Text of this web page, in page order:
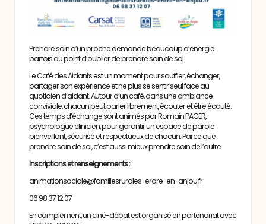
Prendre soin d’un proche demande beaucoup d’énergie…
parfois au point d’oublier de prendre soin de soi.
Le Café des Aidants est un moment pour souffler, échanger,
partager son expérience et ne plus se sentir seul face au
quotidien d’aidant. Autour d’un café, dans une ambiance
conviviale, chacun peut parler librement, écouter et être écouté.
Ces temps d’échange sont animés par Romain PAGER,
psychologue clinicien, pour garantir un espace de parole
bienveillant, sécurisé et respectueux de chacun. Parce que
prendre soin de soi, c’est aussi mieux prendre soin de l’autre
Inscriptions et renseignements :
animationsociale@famillesrurales-erdre-en-anjou.fr
06 98 37 12 07
En complément, un ciné-débat est organisé en partenariat avec